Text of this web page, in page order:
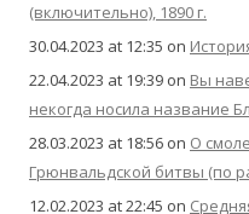
(включительно), 1890 г.
30.04.2023 at 12:35 on
22.04.2023 at 19:39 on Вы
некогда носила название
28.03.2023 at 18:56 on О
Грюнвальдской битвы (по
12.02.2023 at 22:45 on